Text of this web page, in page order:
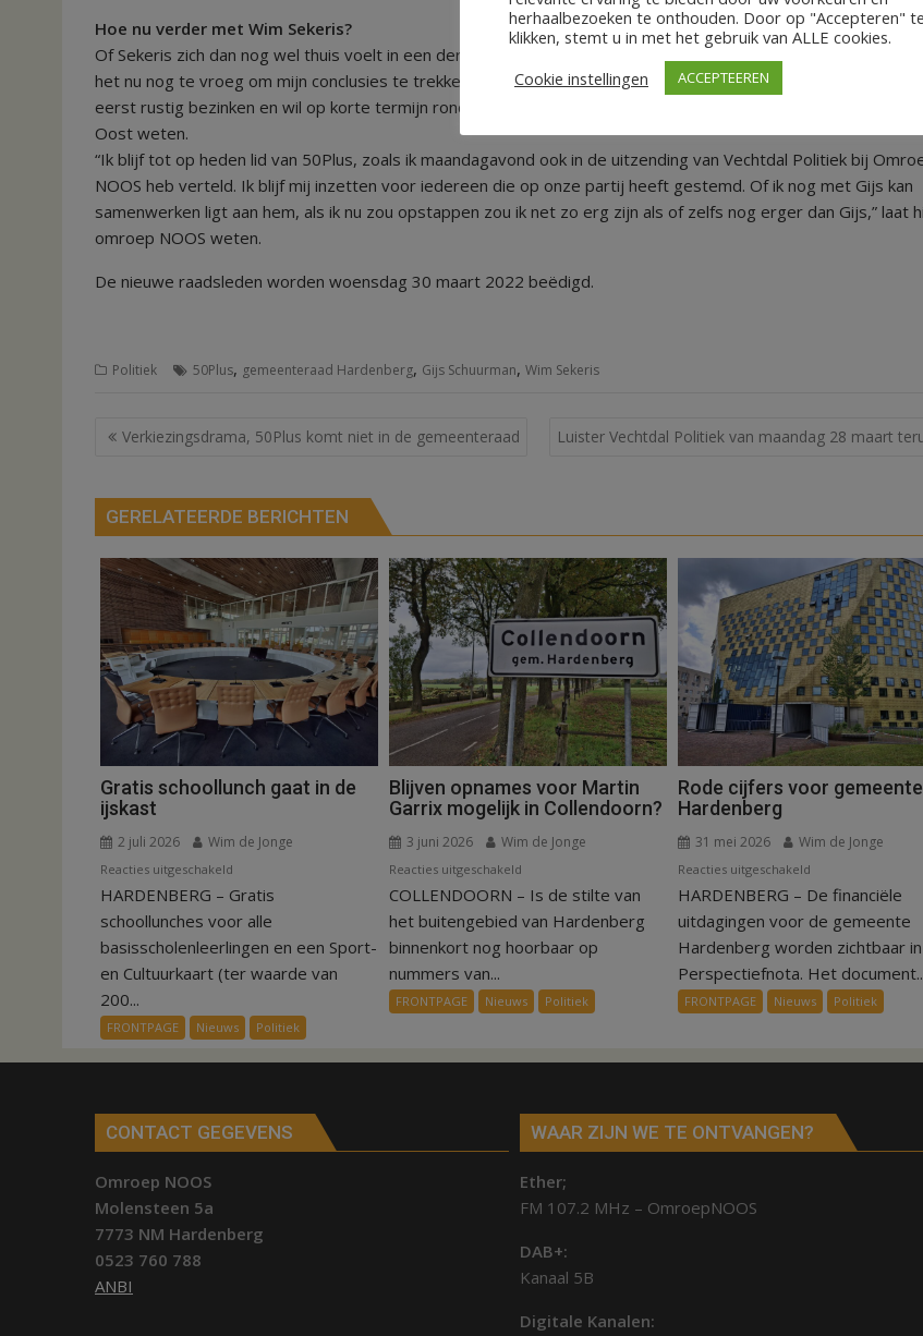
Hoe nu verder met Wim Sekeris?
Of Sekeris zich dan nog wel thuis voelt in een dergelijke partij en of er nu geen loopgravenoorlog dreigt? “Ik vind
het nu nog te vroeg om mijn conclusies te trekken. Dan zou ik handelen in emotie en dat is nooit goed. Ik laat dit
eerst rustig bezinken en wil op korte termijn rond de tafel met het provinciaal partijbestuur”, laat Sekeris aan
Oost weten.
“Ik blijf tot op heden lid van 50Plus, zoals ik maandagavond ook in de uitzending van Vechtdal Politiek bij
NOOS heb verteld. Ik blijf mij inzetten voor iedereen die op onze partij heeft gestemd. Of ik nog met Gijs kan
samenwerken ligt aan hem, als ik nu zou opstappen zou ik net zo erg zijn als of zelfs nog erger dan Gijs,” laat
omroep NOOS weten.
De nieuwe raadsleden worden woensdag 30 maart 2022 beëdigd.
Politiek 50Plus, gemeenteraad Hardenberg, Gijs Schuurman, Wim Sekeris
Bericht
Verkiezingsdrama, 50Plus komt niet in de gemeenteraad Luister Vechtdal Politiek van maandag 28 maart
GERELATEERDE BERICHTEN
Gratis schoollunch gaat in de
ijskast
2 juli 2026 Wim de Jonge
Reacties uitgeschakeld
Gratis
schoollunch
ijskast
HARDENBERG – Gratis
schoollunches voor alle
basisscholenleerlingen en een Sport-
en Cultuurkaart (ter waarde van
200...
FRONTPAGE Nieuws Politiek
Blijven opnames voor Martin
Garrix mogelijk in Collendoorn?
3 juni 2026 Wim de Jonge
Reacties uitgeschakeld
Blijven
opnames
voor
Garrix
mogelijk
Collendoorn?
COLLENDOORN – Is de stilte van
het buitengebied van Hardenberg
binnenkort nog hoorbaar op
nummers van...
FRONTPAGE Nieuws Politiek
Rode cijfers voor gemeente
Hardenberg
31 mei 2026 Wim de Jonge
Reacties uitgeschakeld
Rode
cijfers
voor
gemeente
Hardenberg
HARDENBERG – De financiële
uitdagingen voor de gemeente
Hardenberg worden zichtbaar
Perspectiefnota. Het
FRONTPAGE Nieuws Politiek
CONTACT GEGEVENS
Omroep NOOS
Molensteen 5a
7773 NM Hardenberg
0523 760 788
ANBI
WAAR ZIJN WE TE ONTVANGEN?
Ether;
FM 107.2 MHz – OmroepNOOS
DAB+:
Kanaal 5B
Digitale Kanalen:
herhaalbezoeken te onthouden. Door op "Accepteren" te
klikken, stemt u in met het gebruik van ALLE cookies.
Cookie instellingen
ACCEPTEEREN